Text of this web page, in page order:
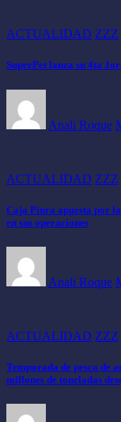
ACTUALIDAD ZZZ
SuperPet lanza su 4ta
Anali Roque
ACTUALIDAD ZZZ
Caja Piura apuesta por
en sus operaciones
Anali Roque
ACTUALIDAD ZZZ
Temporada de pesca de
millones de toneladas